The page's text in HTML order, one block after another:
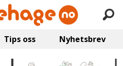
Tips oss Nyhetsbrev